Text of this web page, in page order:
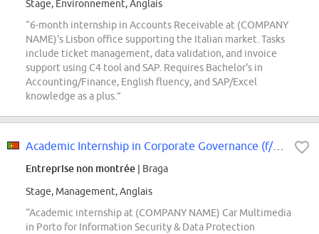
Stage, Environnement, Anglais
“6-month internship in Accounts Receivable at (COMPANY
NAME)'s Lisbon office supporting the Italian market. Tasks
include ticket management, data validation, and invoice
support using C4 tool and SAP. Requires Bachelor's in
Accounting/Finance, English fluency, and SAP/Excel
knowledge as a plus.”
Academic Internship in Corporate Governance (f/m/div.)
Entreprise non montrée | Braga
Stage, Management, Anglais
“Academic internship at (COMPANY NAME) Car Multimedia
in Porto for Information Security & Data Protection